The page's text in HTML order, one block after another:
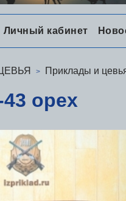
Личный кабинет
Приклады и
орех